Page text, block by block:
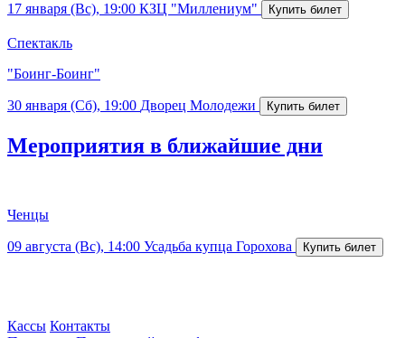
17 января (Вс), 19:00 КЗЦ "Миллениум"
Спектакль
"Боинг-Боинг"
30 января (Сб), 19:00 Дворец Молодежи
Мероприятия в ближайшие дни
Ченцы
09 августа (Вс), 14:00 Усадьба купца Горохова
Кассы Контакты